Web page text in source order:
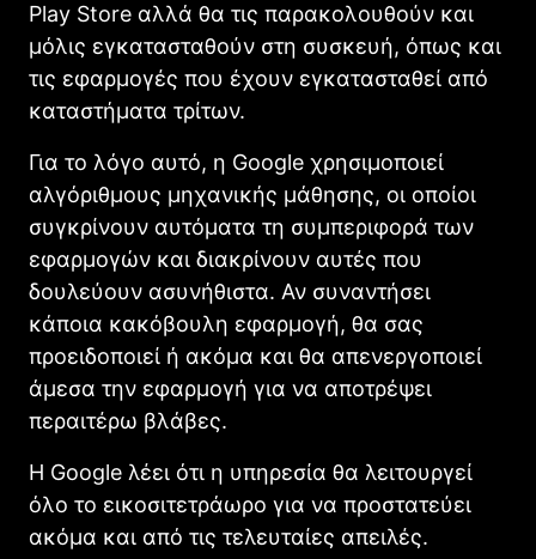
Play Store αλλά θα τις παρακολουθούν και
μόλις εγκατασταθούν στη συσκευή, όπως και
τις εφαρμογές που έχουν εγκατασταθεί από
καταστήματα τρίτων.
Για το λόγο αυτό, η Google χρησιμοποιεί
αλγόριθμους μηχανικής μάθησης, οι οποίοι
συγκρίνουν αυτόματα τη συμπεριφορά των
εφαρμογών και διακρίνουν αυτές που
δουλεύουν ασυνήθιστα. Αν συναντήσει
κάποια κακόβουλη εφαρμογή, θα σας
προειδοποιεί ή ακόμα και θα απενεργοποιεί
άμεσα την εφαρμογή για να αποτρέψει
περαιτέρω βλάβες.
Η Google λέει ότι η υπηρεσία θα λειτουργεί
όλο το εικοσιτετράωρο για να προστατεύει
ακόμα και από τις τελευταίες απειλές.